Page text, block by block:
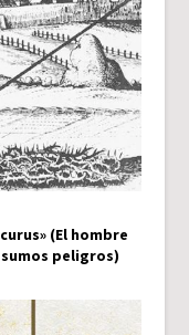
(El hombre
peligros)